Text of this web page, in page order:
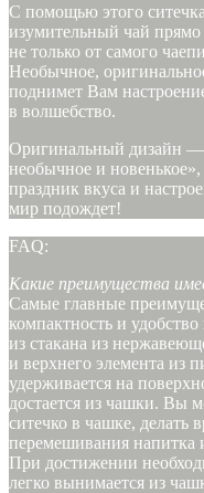
С помощью этого
изумительный чай
не только от самого
Необычное,
поднимет Вам
в волшебство.
Оригинальный дизайн —
необычное и
праздник вкуса и
мир подождет!
FAQ:
Какие преимущества
Самые главные
компактность и
из стакана из
и верхнего элемента из
удерживается на
достается из чашки. Вы
ситечко в чашке, делать
перемешивания
При достижении
легко вынимается из